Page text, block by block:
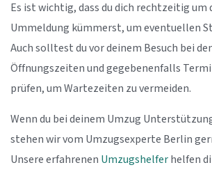
Es ist wichtig, dass du dich rechtzeitig um
Ummeldung kümmerst, um eventuellen
Auch solltest du vor deinem Besuch bei
Öffnungszeiten und gegebenenfalls
prüfen, um Wartezeiten zu vermeiden.
Wenn du bei deinem Umzug
stehen wir vom Umzugsexperte Berlin
Unsere erfahrenen Umzugshelferhelfen